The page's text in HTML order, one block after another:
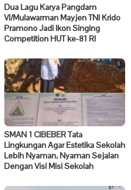
Dua Lagu Karya Pangdam
VI/Mulawarman Mayjen TNI Krido
Pramono Jadi Ikon Singing
Competition HUT ke-81 RI
SMAN 1 CIBEBER Tata
Lingkungan Agar Estetika Sekolah
Lebih Nyaman, Nyaman Sejalan
Dengan Visi Misi Sekolah